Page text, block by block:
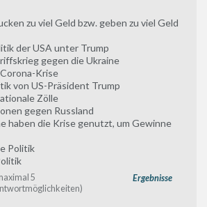
zu viel Geld bzw. geben zu viel Geld
der USA unter Trump
gegen die Ukraine
Krise
von US-Präsident Trump
Zölle
gegen Russland
haben die Krise genutzt, um Gewinne
Politik
Ergebnisse
5